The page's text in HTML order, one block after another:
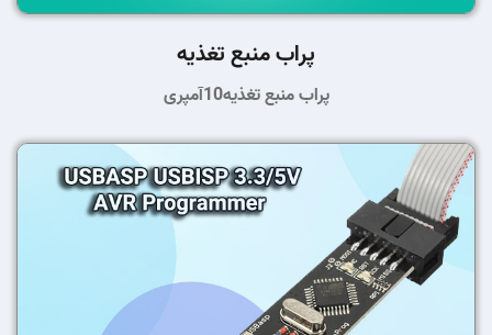
پراب منبع تغذیه
پراب منبع تغذیه10آمپری